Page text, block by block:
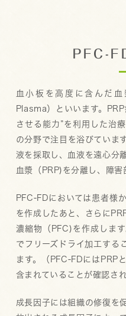
PFC-
血小板を高度に含んだ
Plasma）といいます。
させる能力”を利用した治
の分野で注目を浴びていま
液を採取し、血液を遠心分
血漿（PRP)を分離し、障害
PFC-FDにおいては患者様
を作成したあと、さらに
濃縮物（PFC)を作成しま
でフリーズドライ加工する
ます。（PFC-FDにはPRP
含まれていることが確認さ
成長因子には組織の修復を